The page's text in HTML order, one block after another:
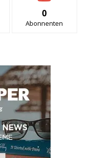
0
Abonnenten